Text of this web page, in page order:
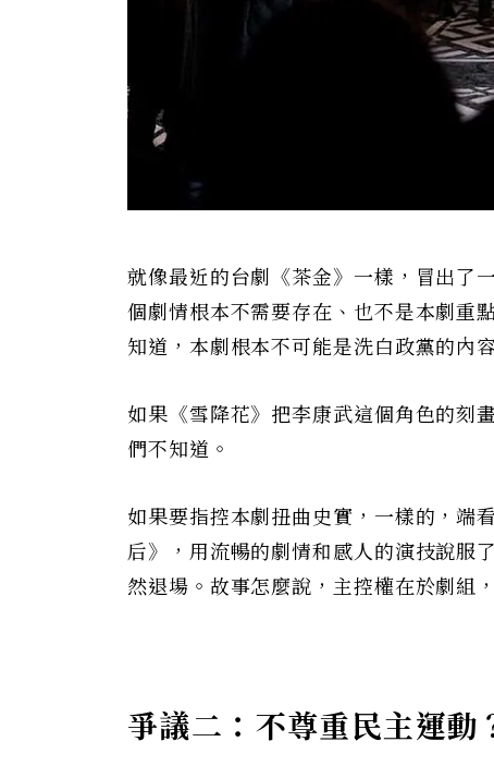
就像最近的台劇《茶金》一樣，冒出了
個劇情根本不需要存在、也不是本劇重
知道，本劇根本不可能是洗白政黨的內
如果《雪降花》把李康武這個角色的刻
們不知道。
如果要指控本劇扭曲史實，一樣的，端
后》，用流暢的劇情和感人的演技說服
然退場。故事怎麼說，主控權在於劇組
爭議二：不尊重民主運動